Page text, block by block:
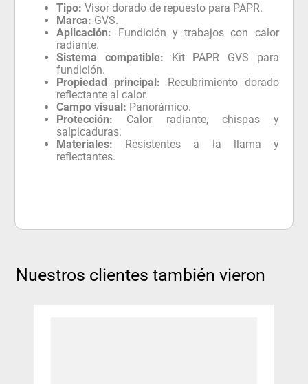
Tipo: Visor dorado de repuesto para PAPR.
Marca: GVS.
Aplicación: Fundición y trabajos con calor
radiante.
Sistema compatible: Kit PAPR GVS para
fundición.
Propiedad principal: Recubrimiento dorado
reflectante al calor.
Campo visual: Panorámico.
Protección: Calor radiante, chispas y
salpicaduras.
Materiales: Resistentes a la llama y
reflectantes.
Nuestros clientes también vieron